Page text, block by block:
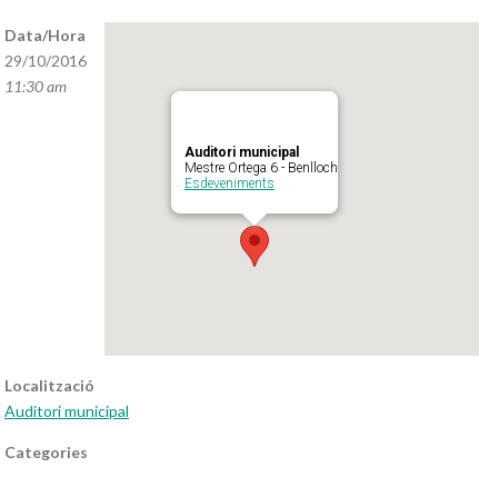
Auditori municipal
Mestre Ortega 6 - Benlloch
Esdeveniments
Data/Hora
29/10/2016
11:30 am
Localització
Auditori municipal
Categories